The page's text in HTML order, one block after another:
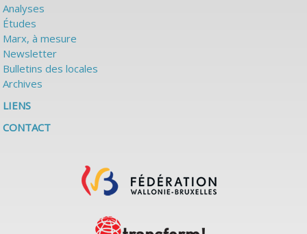
Analyses
Études
Marx, à mesure
Newsletter
Bulletins des locales
Archives
LIENS
CONTACT